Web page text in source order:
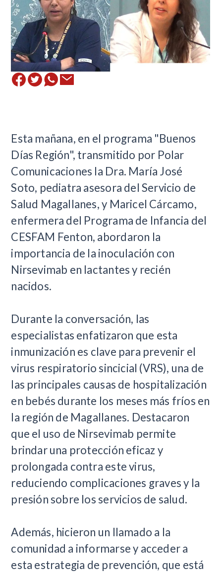
Esta mañana, en el programa "Buenos
Días Región", transmitido por Polar
Comunicaciones la Dra. María José
Soto, pediatra asesora del Servicio de
Salud Magallanes, y Maricel Cárcamo,
enfermera del Programa de Infancia del
CESFAM Fenton, abordaron la
importancia de la inoculación con
Nirsevimab en lactantes y recién
nacidos.
Durante la conversación, las
especialistas enfatizaron que esta
inmunización es clave para prevenir el
virus respiratorio sincicial (VRS), una de
las principales causas de hospitalización
en bebés durante los meses más fríos en
la región de Magallanes. Destacaron
que el uso de Nirsevimab permite
brindar una protección eficaz y
prolongada contra este virus,
reduciendo complicaciones graves y la
presión sobre los servicios de salud.
Además, hicieron un llamado a la
comunidad a informarse y acceder a
esta estrategia de prevención, que está